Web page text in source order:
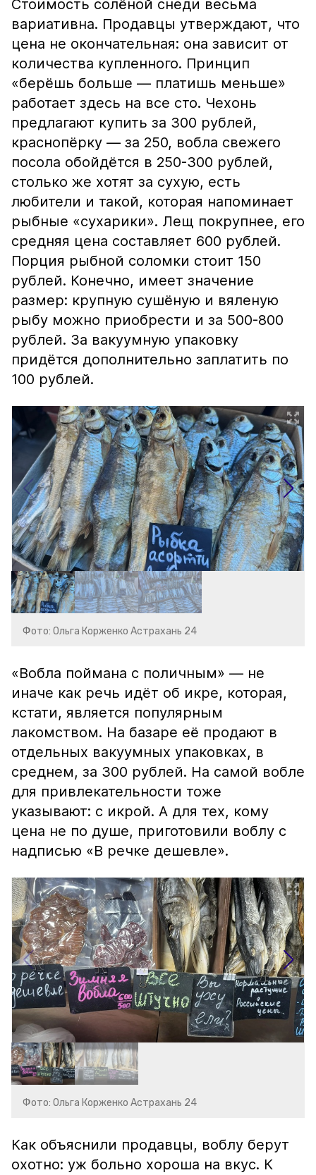
Стоимость солёной снеди весьма
вариативна. Продавцы утверждают, что
цена не окончательная: она зависит от
количества купленного. Принцип
«берёшь больше — платишь меньше»
работает здесь на все сто. Чехонь
предлагают купить за 300 рублей,
краснопёрку — за 250, вобла свежего
посола обойдётся в 250-300 рублей,
столько же хотят за сухую, есть
любители и такой, которая напоминает
рыбные «сухарики». Лещ покрупнее, его
средняя цена составляет 600 рублей.
Порция рыбной соломки стоит 150
рублей. Конечно, имеет значение
размер: крупную сушёную и вяленую
рыбу можно приобрести и за 500-800
рублей. За вакуумную упаковку
придётся дополнительно заплатить по
100 рублей.
Фото: Ольга Корженко Астрахань 24
«Вобла поймана с поличным» — не
иначе как речь идёт об икре, которая,
кстати, является популярным
лакомством. На базаре её продают в
отдельных вакуумных упаковках, в
среднем, за 300 рублей. На самой вобле
для привлекательности тоже
указывают: с икрой. А для тех, кому
цена не по душе, приготовили воблу с
надписью «В речке дешевле».
Фото: Ольга Корженко Астрахань 24
Как объяснили продавцы, воблу берут
охотно: уж больно хороша на вкус. К